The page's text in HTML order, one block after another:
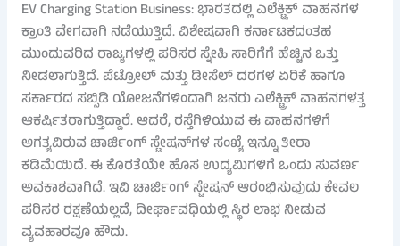
EV Charging Station Business: ಭಾರತದಲ್ಲಿ ಎಲೆಕ್ಟ್ರಿಕ್ ವಾಹನಗಳ
ಕ್ರಾಂತಿ ವೇಗವಾಗಿ ನಡೆಯುತ್ತಿದೆ. ವಿಶೇಷವಾಗಿ ಕರ್ನಾಟಕದಂತಹ
ಮುಂದುವರಿದ ರಾಜ್ಯಗಳಲ್ಲಿ ಪರಿಸರ ಸ್ನೇಹಿ ಸಾರಿಗೆಗೆ ಹೆಚ್ಚಿನ ಒತ್ತು
ನೀಡಲಾಗುತ್ತಿದೆ. ಪೆಟ್ರೋಲ್ ಮತ್ತು ಡೀಸೆಲ್ ದರಗಳ ಏರಿಕೆ ಹಾಗೂ
ಸರ್ಕಾರದ ಸಬ್ಸಿಡಿ ಯೋಜನೆಗಳಿಂದಾಗಿ ಜನರು ಎಲೆಕ್ಟ್ರಿಕ್ ವಾಹನಗಳತ್ತ
ಆಕರ್ಷಿತರಾಗುತ್ತಿದ್ದಾರೆ. ಆದರೆ, ರಸ್ತೆಗಿಳಿಯುವ ಈ ವಾಹನಗಳಿಗೆ
ಅಗತ್ಯವಿರುವ ಚಾರ್ಜಿಂಗ್ ಸ್ಟೇಷನ್‌ಗಳ ಸಂಖ್ಯೆ ಇನ್ನೂ ತೀರಾ
ಕಡಿಮೆಯಿದೆ. ಈ ಕೊರತೆಯೇ ಹೊಸ ಉದ್ಯಮಿಗಳಿಗೆ ಒಂದು ಸುವರ್ಣ
ಅವಕಾಶವಾಗಿದೆ. ಇವಿ ಚಾರ್ಜಿಂಗ್ ಸ್ಟೇಷನ್ ಆರಂಭಿಸುವುದು ಕೇವಲ
ಪರಿಸರ ರಕ್ಷಣೆಯಲ್ಲದೆ, ದೀರ್ಘಾವಧಿಯಲ್ಲಿ ಸ್ಥಿರ ಲಾಭ ನೀಡುವ
ವ್ಯವಹಾರವೂ ಹೌದು.